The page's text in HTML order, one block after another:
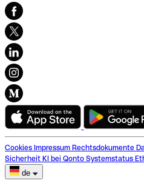
Cookies Impressum Rechtsdokumente
Sicherheit KI bei Qonto Systemstatus
de